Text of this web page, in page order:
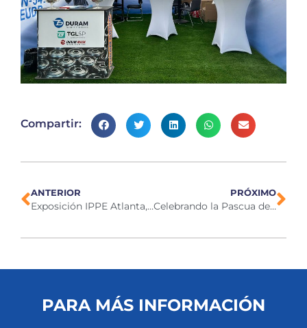
Compartir:
ANTERIOR
Exposición IPPE Atlanta, 2026
PRÓXIMO
Celebrando la Pascua de 2026
PARA MÁS INFORMACIÓN